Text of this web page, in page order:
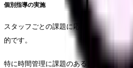
個別指導の実施
スタッフごとの課題に応じて、個別の指
的です。
特に時間管理に課題のあるスタッフには